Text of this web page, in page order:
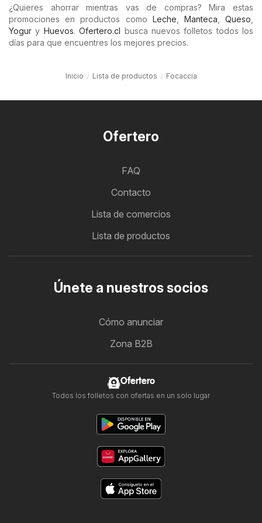
¿Quieres ahorrar mientras vas de compras? Mira estas
promociones en productos como Leche Manteca ,Queso
Yogur y Huevos.Ofertero.cl busca nuevos folletos todos los
días para que encuentres los mejores precios.
Inicio Lista de productos Focaccia
Ofertero
FAQ
Contacto
Lista de comercios
Lista de productos
Únete a nuestros socios
Cómo anunciar
Zona B2B
Ofertero
Todos los folletos con ofertas en un solo lugar